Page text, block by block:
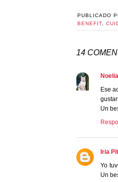
PUBLICADO
BENEFIT
14
Ese
Un
Iria
Yo
Un